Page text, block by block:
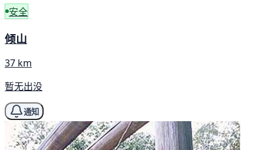
安全
倾山
37 km
暂无出没
通知